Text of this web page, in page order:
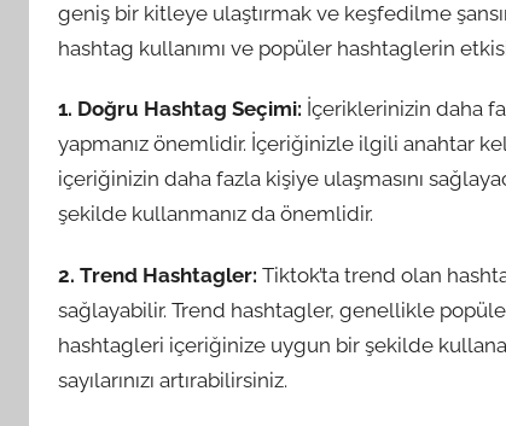
geniş bir kitleye ulaştırmak ve keşfedilme
hashtag kullanımı ve popüler hashtaglerin etkisi
1. Doğru Hashtag Seçimi: İçeriklerinizin daha
yapmanız önemlidir. İçeriğinizle ilgili anahtar
içeriğinizin daha fazla kişiye ulaşmasını
şekilde kullanmanız da önemlidir.
2. Trend Hashtagler: Tiktok’ta trend olan
sağlayabilir. Trend hashtagler, genellikle
hashtagleri içeriğinize uygun bir şekilde
sayılarınızı artırabilirsiniz.